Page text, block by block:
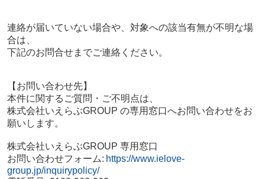
連絡が届いていない場合や、対象への該当有無が不明な場
合は、
下記のお問合せまでご連絡ください。
【お問い合わせ先】
本件に関するご質問・ご不明点は、
株式会社いえらぶGROUP の専用窓口へお問い合わせをお
願いします。
株式会社いえらぶGROUP 専用窓口
お問い合わせフォーム: https://www.ielove-
group.jp/inquirypolicy/